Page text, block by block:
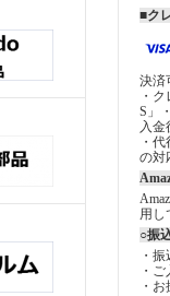
■ク
決済
・
S」
入金
・
の対
用し
○振
・
・
・